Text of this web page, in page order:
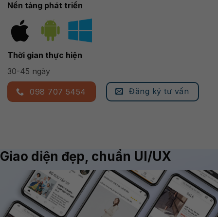
Nền tảng phát triển
Thời gian thực hiện
30-45 ngày
098 707 5454 Đăng ký tư vấn
Giao diện đẹp, chuẩn UI/UX